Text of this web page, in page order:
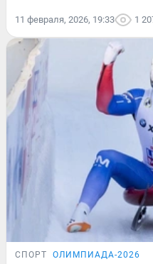
11 февраля, 2026, 19:33 1
СПОРТ ОЛИМПИАДА-2026